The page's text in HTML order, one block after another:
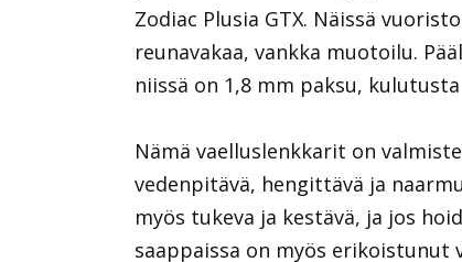
Zodiac Plusia GTX. Näissä
reunavakaa, vankka muotoilu.
niissä on 1,8 mm paksu,
Nämä vaelluslenkkarit on
vedenpitävä, hengittävä ja
myös tukeva ja kestävä, ja jos
saappaissa on myös erikoistunut